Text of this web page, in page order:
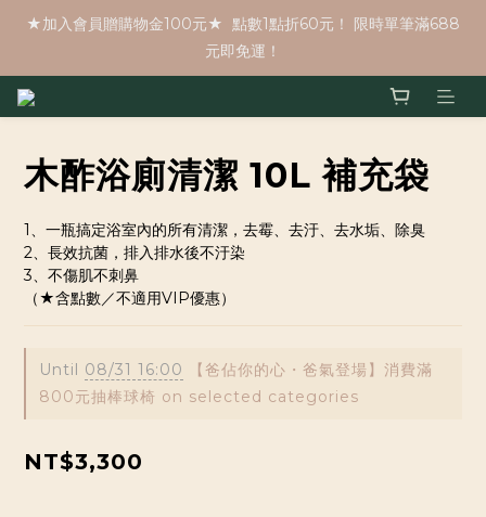
★加入會員贈購物金100元★  點數1點折60元！ 限時單筆滿688
元即免運！
木酢浴廁清潔 10L 補充袋
1、一瓶搞定浴室內的所有清潔，去霉、去汙、去水垢、除臭
2、長效抗菌，排入排水後不汙染
3、不傷肌不刺鼻
（★含點數／不適用VIP優惠）
Until 08/31 16:00
【爸佔你的心・爸氣登場】消費滿
800元抽棒球椅 on selected categories
NT$3,300